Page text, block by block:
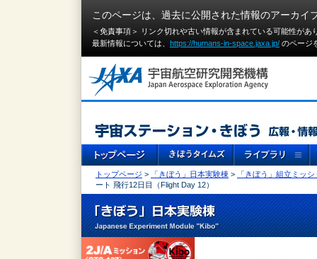
このページは、過去に公開された情報のアーカイ
＜免責事項＞ リンク切れや古い情報が含まれている可能性が
最新情報については、 https://humans-in-space.jaxa.jp/ のページ
トップページ > 「きぼう」日本実験棟 >
「きぼう」組立ミッシ
ート 飛行12日目（Flight Day 12）